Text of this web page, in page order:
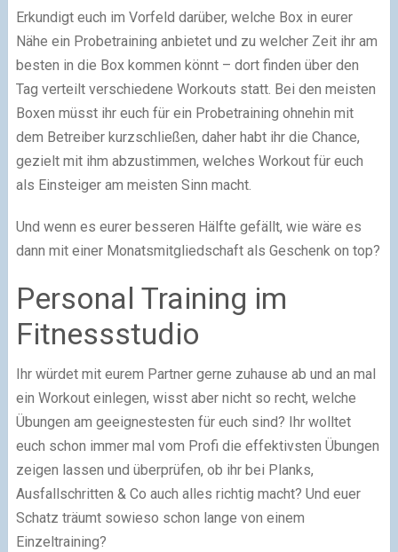
Erkundigt euch im Vorfeld darüber, welche Box in eurer
Nähe ein Probetraining anbietet und zu welcher Zeit ihr am
besten in die Box kommen könnt – dort finden über den
Tag verteilt verschiedene Workouts statt. Bei den meisten
Boxen müsst ihr euch für ein Probetraining ohnehin mit
dem Betreiber kurzschließen, daher habt ihr die Chance,
gezielt mit ihm abzustimmen, welches Workout für euch
als Einsteiger am meisten Sinn macht.
Und wenn es eurer besseren Hälfte gefällt, wie wäre es
dann mit einer Monatsmitgliedschaft als Geschenk on top?
Personal Training im
Fitnessstudio
Ihr würdet mit eurem Partner gerne zuhause ab und an mal
ein Workout einlegen, wisst aber nicht so recht, welche
Übungen am geeignestesten für euch sind? Ihr wolltet
euch schon immer mal vom Profi die effektivsten Übungen
zeigen lassen und überprüfen, ob ihr bei Planks,
Ausfallschritten & Co auch alles richtig macht? Und euer
Schatz träumt sowieso schon lange von einem
Einzeltraining?